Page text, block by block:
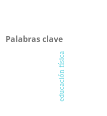
Palabras clave
educación física